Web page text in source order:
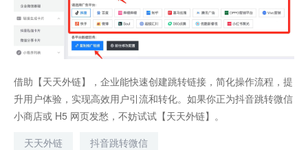
借助【天天外链】，企业能快速创建跳转链接，简化操作流程，提
升用户体验，实现高效用户引流和转化。如果你正为抖音跳转微信
小商店或 H5 网页发愁，不妨试试【天天外链】
。
天天外链 抖音跳转微信